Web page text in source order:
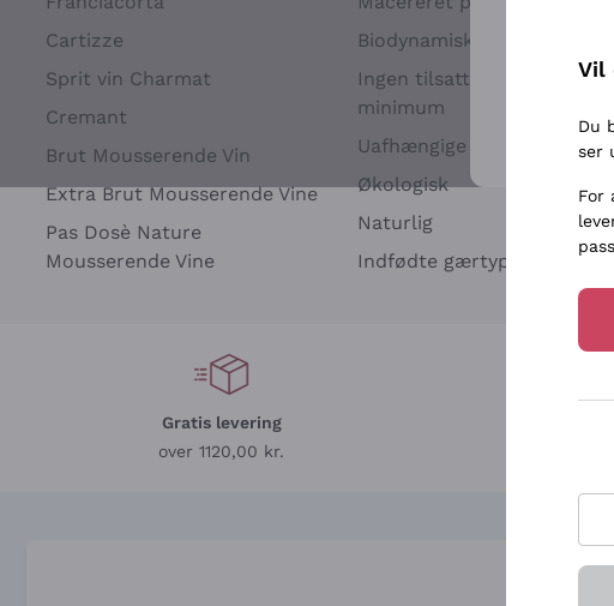
Cartizze
Sprit vin Charmat
Cremant
Brut Mousserende Vin
Extra Brut Mousserende Vine
Pas Dosè Nature
Mousserende Vine
Biodynamisk
Ingen tilsatte sulfitter eller
minimum
Uafhængige Vinavlere
Økologisk
Naturlig
Indfødte gærtyper
Gratis levering
over 1120,00 kr.
For flere
Vil
Du
ser
For